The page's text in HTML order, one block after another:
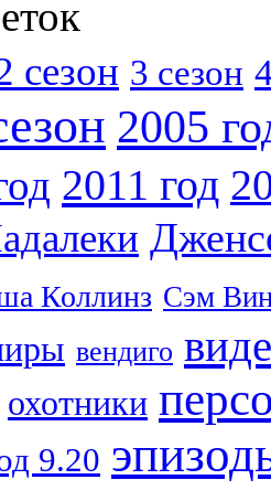
сезон 3 сезон
2005
2011 год
Коллинз Сэм
вендиго
охотники
9.20